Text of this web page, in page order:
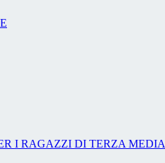
I RAGAZZI DI TERZA MEDIA